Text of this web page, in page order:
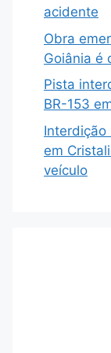
acidente
Obra
Goiânia é
Pista
BR-153
Interdição
em
veículo